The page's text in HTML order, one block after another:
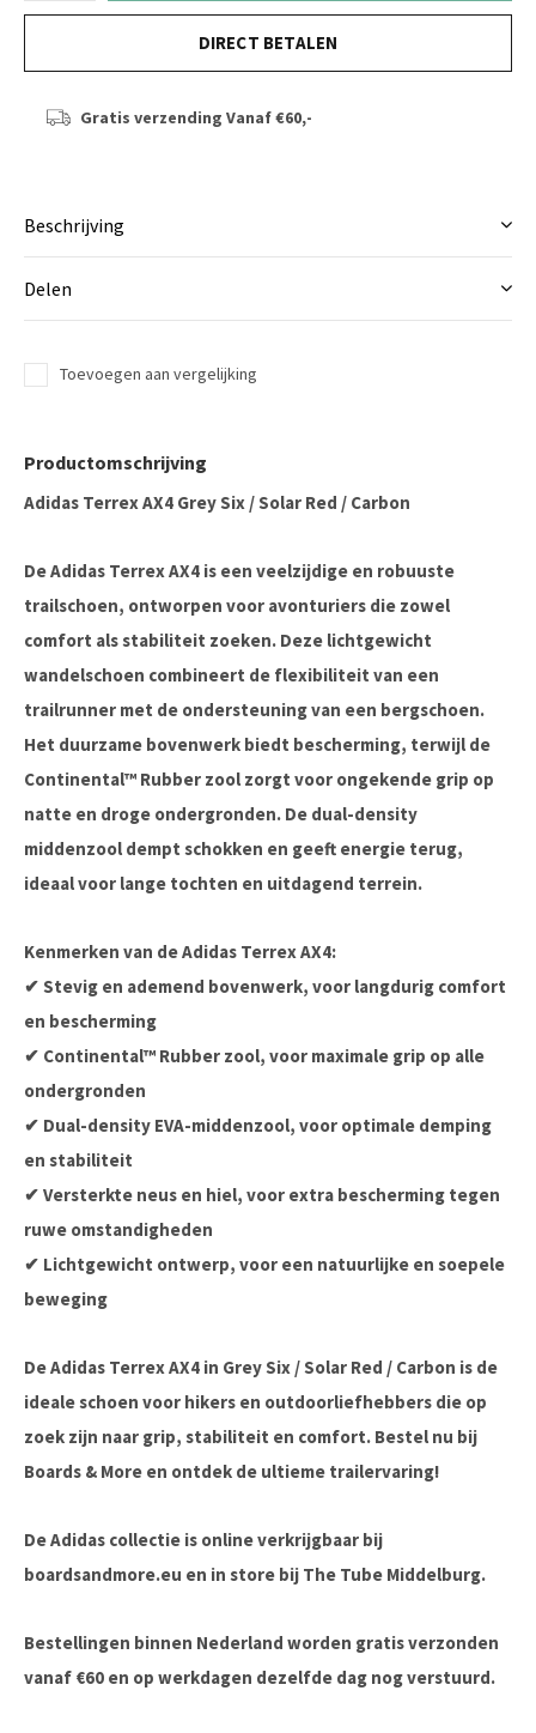
DIRECT BETALEN
Gratis verzending Vanaf €60,-
Beschrijving
Delen
Toevoegen aan vergelijking
Productomschrijving
Adidas Terrex AX4 Grey Six / Solar Red / Carbon
DeAdidas Terrex AX4 is een veelzijdige en robuuste
trailschoen, ontworpen voor avonturiers die zowel
comfort als stabiliteit zoeken. Deze lichtgewicht
wandelschoen combineert de flexibiliteit van een
trailrunner met de ondersteuning van een bergschoen.
Het duurzame bovenwerk biedt bescherming, terwijl de
Continental™ Rubber zool zorgt voor ongekende grip op
natte en droge ondergronden. De dual-density
middenzool dempt schokken en geeft energie terug,
ideaal voor lange tochten en uitdagend terrein.
Kenmerken van de Adidas Terrex AX4:
✔ Stevig en ademend bovenwerk, voor langdurig comfort
en bescherming
✔ Continental™ Rubber zool, voor maximale grip op alle
ondergronden
✔ Dual-density EVA-middenzool, voor optimale demping
en stabiliteit
✔ Versterkte neus en hiel, voor extra bescherming tegen
ruwe omstandigheden
✔ Lichtgewicht ontwerp, voor een natuurlijke en soepele
beweging
DeAdidas Terrex AX4 in Grey Six / Solar Red / Carbon is de
ideale schoen voor hikers en outdoorliefhebbers die op
zoek zijn naar grip, stabiliteit en comfort. Bestel nu bij
Boards & More en ontdek de ultieme trailervaring!
De Adidas collectie is online verkrijgbaar bij
boardsandmore.eu en in store bij The Tube Middelburg.
Bestellingen binnen Nederland worden gratis verzonden
vanaf €60 en op werkdagen dezelfde dag nog verstuurd.